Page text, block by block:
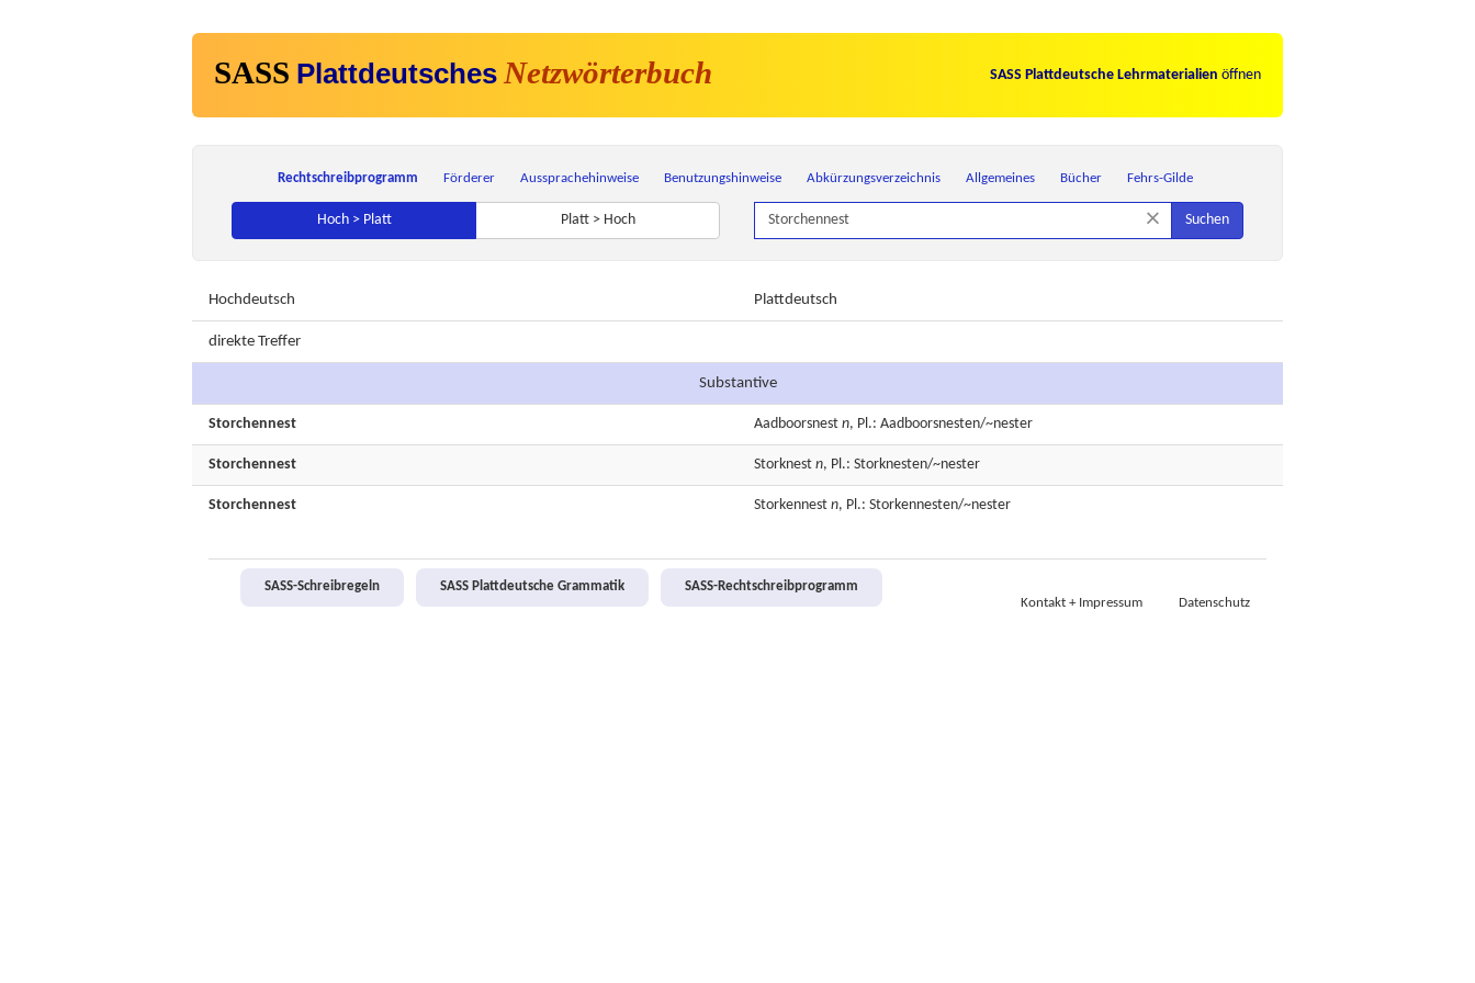
SASS Plattdeutsches Netzwörterbuch SASS Plattdeutsche Lehrmaterialien öffnen
Rechtschreibprogramm Förderer Aussprachehinweise Benutzungshinweise Abkürzungsverzeichnis Allgemeines Bücher Fehrs-Gilde
Hoch > Platt Platt > Hoch × Suchen
Hochdeutsch Plattdeutsch
direkte Treffer
Substantive
Storchennest Aadboorsnest n, Pl.: Aadboorsnesten/~nester
Storchennest Storknest n, Pl.: Storknesten/~nester
Storchennest Storkennest n, Pl.: Storkennesten/~nester
SASS-Schreibregeln SASS Plattdeutsche Grammatik
SASS-Rechtschreibprogramm
Kontakt + Impressum
Datenschutz